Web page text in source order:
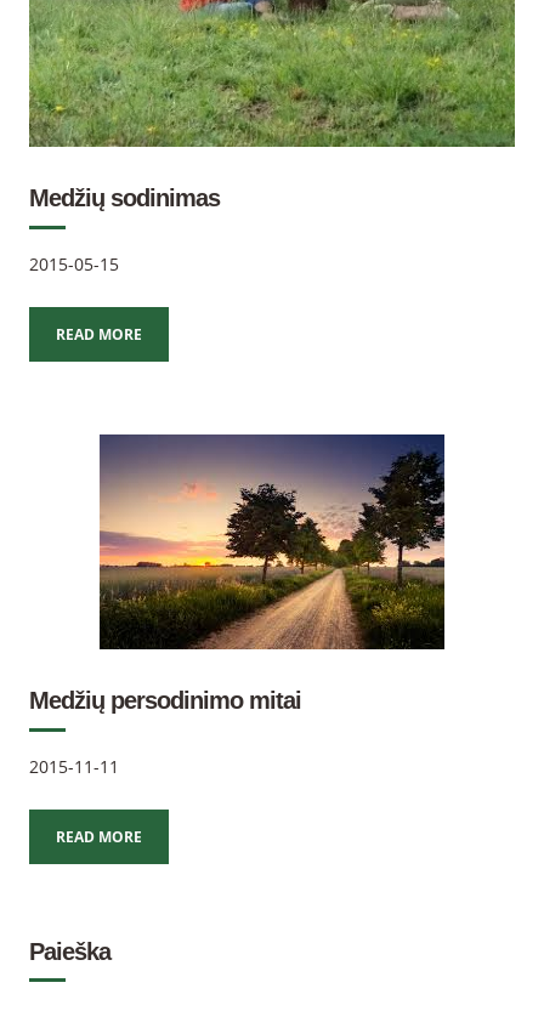
Medžių sodinimas
2015-05-15
READ MORE
Medžių persodinimo mitai
2015-11-11
READ MORE
Paieška